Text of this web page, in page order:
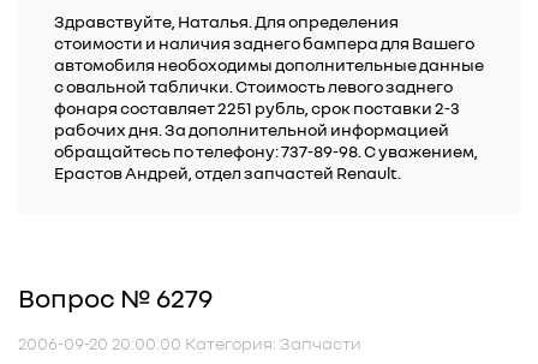
Здравствуйте, Наталья. Для определения
стоимости и наличия заднего бампера для Вашего
автомобиля необоходимы дополнительные данные
с овальной таблички. Стоимость левого заднего
фонаря составляет 2251 рубль, срок поставки 2-3
рабочих дня. За дополнительной информацией
обращайтесь по телефону: 737-89-98. С уважением,
Ерастов Андрей, отдел запчастей Renault.
Вопрос № 6279
2006-09-20 20:00:00 Категория: Запчасти